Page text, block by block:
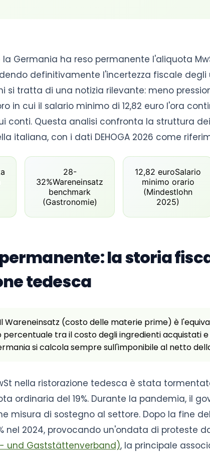
la Germania ha reso permanente l'aliquota
definitivamente l'incertezza fiscale degli
si tratta di una notizia rilevante: meno
in cui il salario minimo di 12,82 euro l'ora
conti. Questa analisi confronta la struttura
italiana, con i dati DEHOGA 2026 come
28-
32%Wareneinsatz
benchmark
(Gastronomie)
12,82 euroSalario
minimo orario
(Mindestlohn
2025)
permanente: la storia
tedesca
Il Wareneinsatz (costo delle materie prime) è
tra il costo degli ingredienti acquistati
si calcola sempre sull'imponibile al netto
nella ristorazione tedesca è stata
ordinaria del 19%. Durante la pandemia, il
misura di sostegno al settore. Dopo la fine
nel 2024, provocando un'ondata di proteste
und Gaststättenverband), la principale